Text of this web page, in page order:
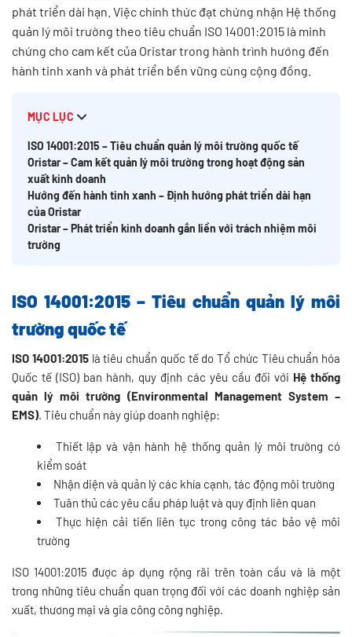
phát triển dài hạn. Việc chính thức đạt chứng nhận Hệ thống
quản lý môi trường theo tiêu chuẩn ISO 14001:2015 là minh
chứng cho cam kết của Oristar trong hành trình hướng đến
hành tinh xanh và phát triển bền vững cùng cộng đồng.
MỤC LỤC
ISO 14001:2015 – Tiêu chuẩn quản lý môi trường quốc tế
Oristar – Cam kết quản lý môi trường trong hoạt động sản
xuất kinh doanh
Hướng đến hành tinh xanh – Định hướng phát triển dài hạn
của Oristar
Oristar – Phát triển kinh doanh gắn liền với trách nhiệm môi
trường
ISO 14001:2015 – Tiêu chuẩn quản lý môi
trường quốc tế
ISO 14001:2015là tiêu chuẩn quốc tế do Tổ chức Tiêu chuẩn hóa
Quốc tế (ISO) ban hành, quy định các yêu cầu đối với Hệ thống
quản lý môi trường (Environmental Management System –
EMS). Tiêu chuẩn này giúp doanh nghiệp:
Thiết lập và vận hành hệ thống quản lý môi trường có
kiểm soát
Nhận diện và quản lý các khía cạnh, tác động môi trường
Tuân thủ các yêu cầu pháp luật và quy định liên quan
Thực hiện cải tiến liên tục trong công tác bảo vệ môi
trường
ISO 14001:2015 được áp dụng rộng rãi trên toàn cầu và là một
trong những tiêu chuẩn quan trọng đối với các doanh nghiệp sản
xuất, thương mại và gia công công nghiệp.